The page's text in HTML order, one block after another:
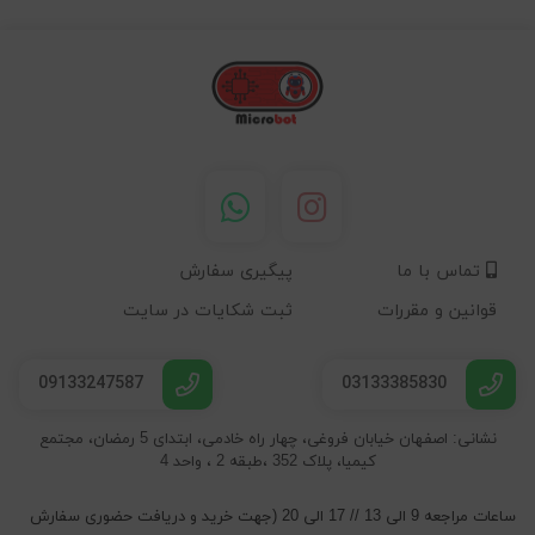
تماس با ما
پیگیری سفارش
قوانین و مقررات
ثبت شکایات در سایت
03133385830
09133247587
نشانی: اصفهان خیابان فروغی، چهار راه خادمی، ابتدای 5 رمضان، مجتمع
کیمیا، پلاک 352 ،طبقه 2 ، واحد 4
ساعات مراجعه 9 الی 13 // 17 الی 20 (جهت خرید و دریافت حضوری سفارش